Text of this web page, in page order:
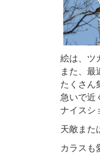
絵は、ツ
また、最
たくさん
急いで近
ナイスシ
天敵また
カラスも